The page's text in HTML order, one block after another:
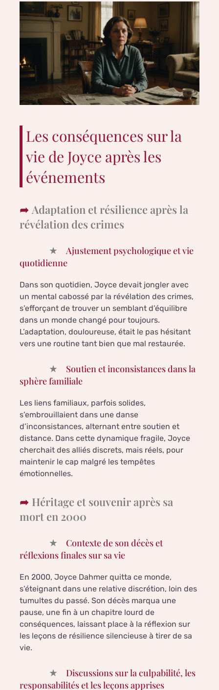
Les conséquences sur la
vie de Joyce après les
événements
Adaptation et résilience après la
révélation des crimes
Ajustement psychologique et vie
quotidienne
Dans son quotidien, Joyce devait jongler avec
un mental cabossé par la révélation des crimes,
s’efforçant de trouver un semblant d’équilibre
dans un monde changé pour toujours.
L’adaptation, douloureuse, était le pas hésitant
vers une routine tant bien que mal restaurée.
Soutien et inconsistances dans la
sphère familiale
Les liens familiaux, parfois solides,
s’embrouillaient dans une danse
d’inconsistances, alternant entre soutien et
distance. Dans cette dynamique fragile, Joyce
cherchait des alliés discrets, mais réels, pour
maintenir le cap malgré les tempêtes
émotionnelles.
Héritage et souvenir après sa
mort en 2000
Contexte de son décès et
réflexions finales sur sa vie
En 2000, Joyce Dahmer quitta ce monde,
s’éteignant dans une relative discrétion, loin des
tumultes du passé. Son décès marqua une
pause, une fin à un chapitre lourd de
conséquences, laissant place à la réflexion sur
les leçons de résilience silencieuse à tirer de sa
vie.
Discussions sur la culpabilité, les
responsabilités et les leçons apprises